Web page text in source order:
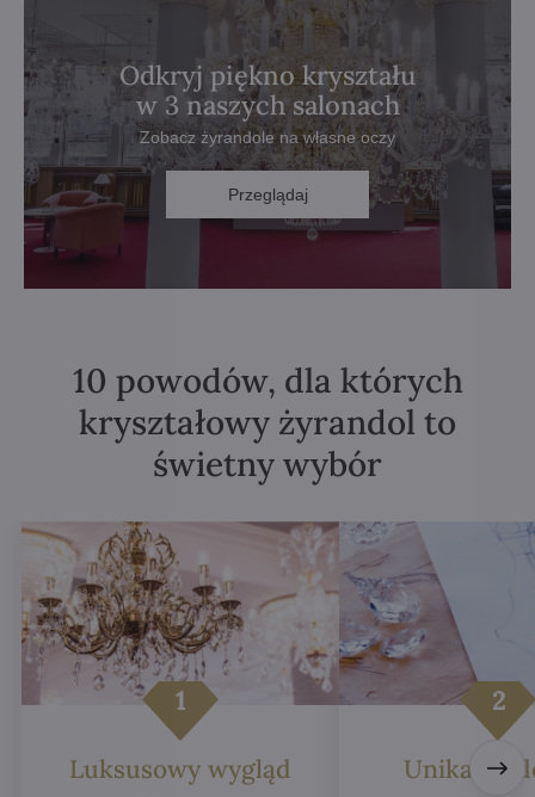
Odkryj piękno kryształu
w 3 naszych salonach
Zobacz żyrandole na własne oczy
Przeglądaj
10 powodów, dla których
kryształowy żyrandol to
świetny wybór
Luksusowy wygląd Unikalne